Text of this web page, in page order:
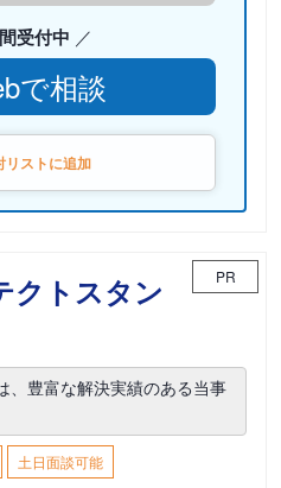
受付中
で相談
リストに追加
クトスタン
PR
、豊富な解決実績のある当事
土日面談可能